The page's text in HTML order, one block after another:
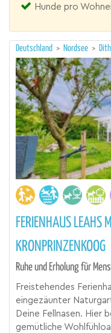
Hunde pro
Deutschland > Nordsee >
FERIENHAUS LEAHS
KRONPRINZENKOOG
Ruhe und Erholung für
Freistehendes
eingezäunter
Deine Fellnasen. Hier
gemütliche